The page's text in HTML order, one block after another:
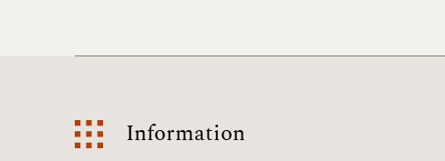
Information